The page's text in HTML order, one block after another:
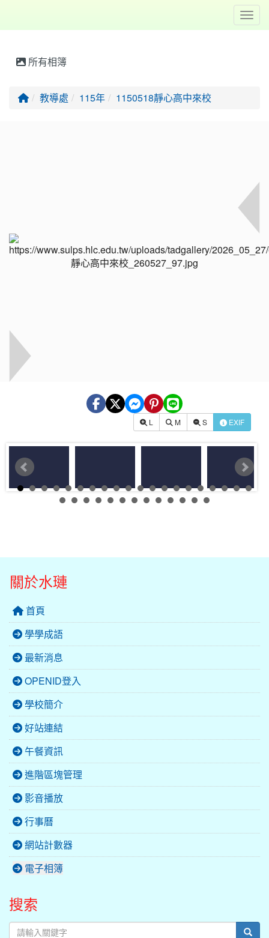
所有相簿
回首頁
教導處 115年 1150518靜心高中來校
L M S EXIF
關於水璉
首頁
學學成語
最新消息
OPENID登入
學校簡介
好站連結
午餐資訊
進階區塊管理
影音播放
行事曆
網站計數器
電子相簿
搜索